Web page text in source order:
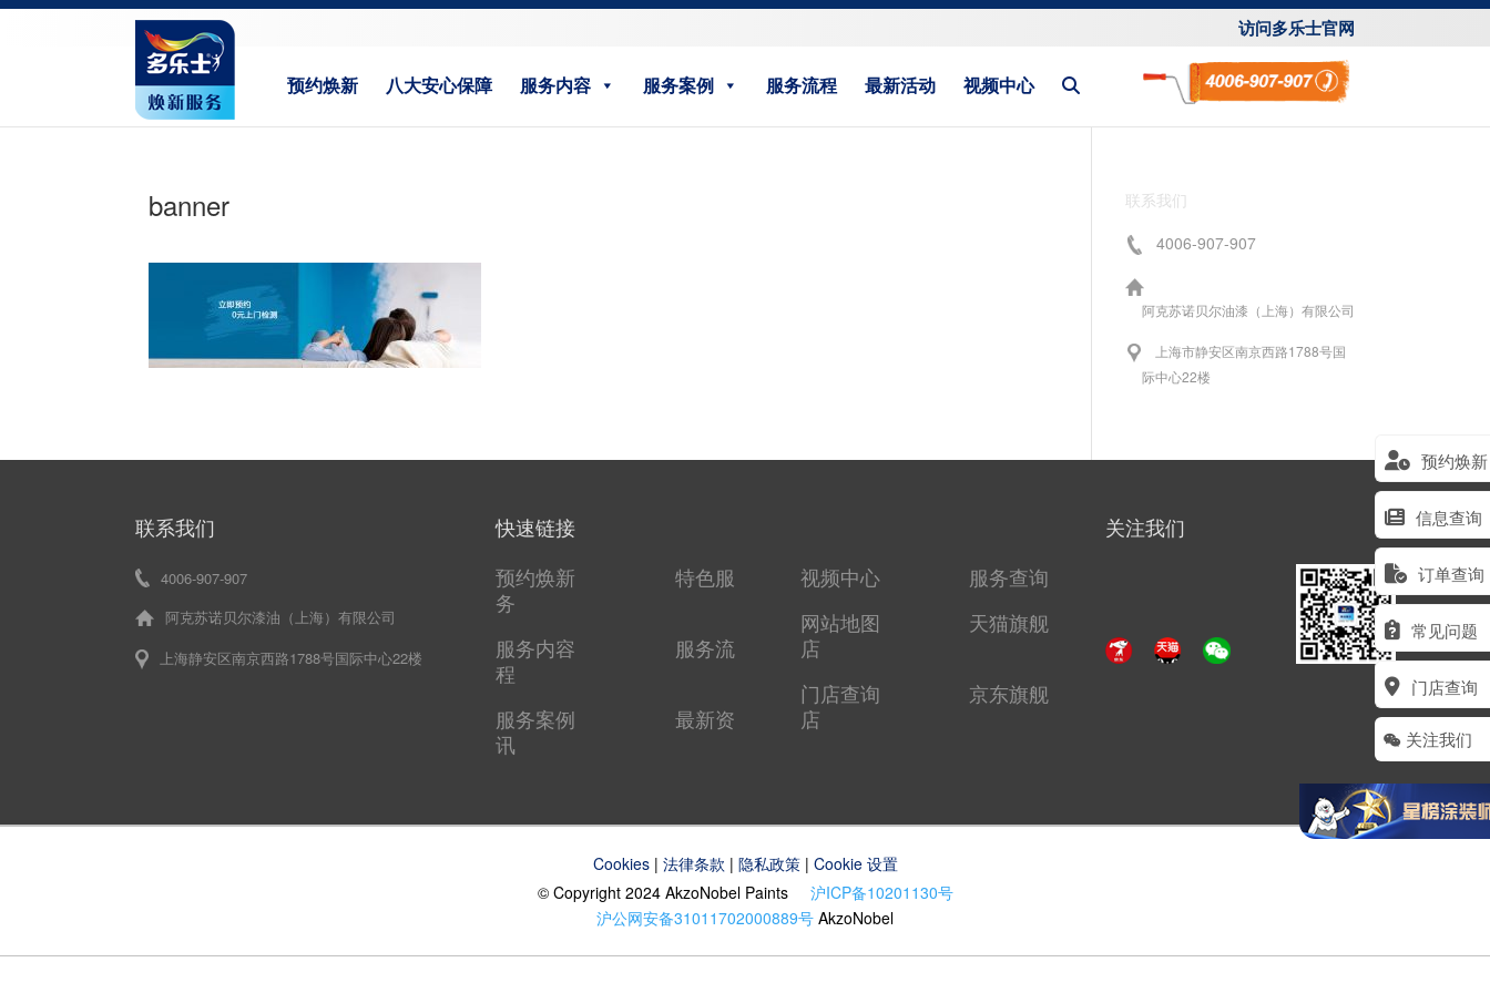
访问多乐士官网
预约焕新 八大安心保障 服务内容 服务案例 服务流程 最新活动 视频中心
预约焕新
信息查询
订单查询
常见问题
门店查询
关注我们
banner
联系我们
4006-907-907
阿克苏诺贝尔油漆（上海）有限公司
上海市静安区南京西路1788号国
际中心22楼
联系我们
4006-907-907
阿克苏诺贝尔漆油（上海）有限公司
上海静安区南京西路1788号国际中心22楼
快速链接
预约焕新
特色服
务
服务内容
服务流
程
服务案例
最新资
讯
视频中心
服务查询
网站地图
天猫旗舰
店
门店查询
京东旗舰
店
关注我们
Cookies| 法律条款 | 隐私政策| Cookie 设置
© Copyright 2024 AkzoNobel Paints 沪ICP备10201130号
沪公网安备31011702000889号 AkzoNobel